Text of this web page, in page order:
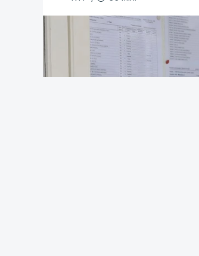
alternativos, cada um
"Esta decisão do
três provas de
acesso", salienta o